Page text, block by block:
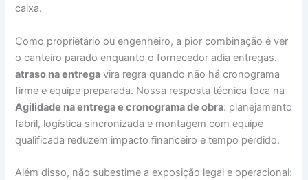
caixa.
Como proprietário ou engenheiro, a pior combinação é ver
o canteiro parado enquanto o fornecedor adia entregas.
atraso na entrega vira regra quando não há cronograma
firme e equipe preparada. Nossa resposta técnica foca na
Agilidade na entrega e cronograma de obra: planejamento
fabril, logística sincronizada e montagem com equipe
qualificada reduzem impacto financeiro e tempo perdido.
Além disso, não subestime a exposição legal e operacional: